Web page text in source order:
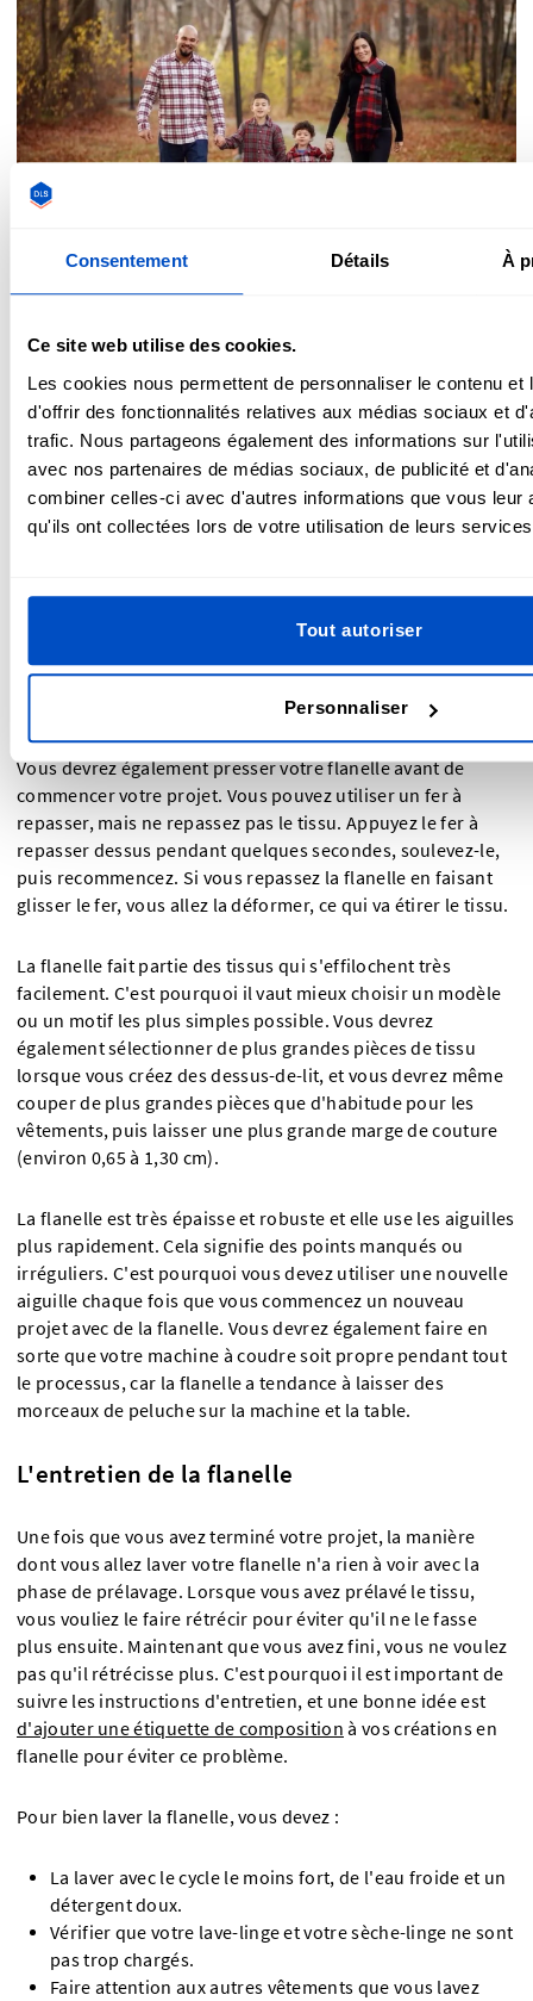
Consentement Détails À
Ce site web utilise des cookies.
Les cookies nous permettent de personnaliser le contenu et
d'offrir des fonctionnalités relatives aux médias sociaux et
trafic. Nous partageons également des informations sur
avec nos partenaires de médias sociaux, de publicité et
combiner celles-ci avec d'autres informations que vous leur
qu'ils ont collectées lors de votre utilisation de leurs
Tout autoriser
Personnaliser
Travailler avec de la flanelle
Les trames de flanelle, qu'elles soient en sergé ou simples,
ont tendance à être lâches. Cela signifie que le tissu va
beaucoup s'étirer pendant la couture, et qu'il va
certainement rétrécir au lavage. En raison de sa nature, il
est fortement recommandé de prélaver la flanelle avant de
commencer un projet. Lorsque vous la séchez avant de
température la plus élevée de votre sèche-linge, afin de
vous assurer d'atteindre le niveau de rétrécissement
linge aura l'avantage supplémentaire de retirer une grande
partie des peluches et de l'aspect duveteux.
Vous devrez également presser votre flanelle avant de
commencer votre projet. Vous pouvez utiliser un fer à
repasser, mais ne repassez pas le tissu. Appuyez le fer à
repasser dessus pendant quelques secondes, soulevez-le,
puis recommencez. Si vous repassez la flanelle en faisant
glisser le fer, vous allez la déformer, ce qui va étirer le tissu.
La flanelle fait partie des tissus qui s'effilochent très
facilement. C'est pourquoi il vaut mieux choisir un modèle
ou un motif les plus simples possible. Vous devrez
également sélectionner de plus grandes pièces de tissu
lorsque vous créez des dessus-de-lit, et vous devrez même
couper de plus grandes pièces que d'habitude pour les
vêtements, puis laisser une plus grande marge de couture
(environ 0,65 à 1,30 cm).
La flanelle est très épaisse et robuste et elle use les aiguilles
plus rapidement. Cela signifie des points manqués ou
irréguliers. C'est pourquoi vous devez utiliser une nouvelle
aiguille chaque fois que vous commencez un nouveau
projet avec de la flanelle. Vous devrez également faire en
sorte que votre machine à coudre soit propre pendant tout
le processus, car la flanelle a tendance à laisser des
morceaux de peluche sur la machine et la table.
L'entretien de la flanelle
Une fois que vous avez terminé votre projet, la manière
dont vous allez laver votre flanelle n'a rien à voir avec la
phase de prélavage. Lorsque vous avez prélavé le tissu,
vous vouliez le faire rétrécir pour éviter qu'il ne le fasse
plus ensuite. Maintenant que vous avez fini, vous ne voulez
pas qu'il rétrécisse plus. C'est pourquoi il est important de
suivre les instructions d'entretien, et une bonne idée est
d'ajouter une étiquette de composition à vos créations en
flanelle pour éviter ce problème.
Pour bien laver la flanelle, vous devez :
La laver avec le cycle le moins fort, de l'eau froide et un
détergent doux.
Vérifier que votre lave-linge et votre sèche-linge ne sont
pas trop chargés.
Faire attention aux autres vêtements que vous lavez